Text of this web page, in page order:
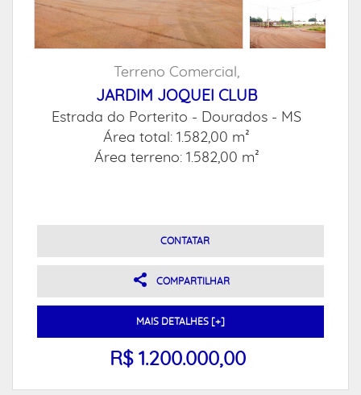
Terreno Comercial,
JARDIM JOQUEI CLUB
Estrada do Porterito - Dourados - MS
Área total: 1.582,00 m²
Área terreno: 1.582,00 m²
CONTATAR
COMPARTILHAR
MAIS DETALHES [+]
R$ 1.200.000,00